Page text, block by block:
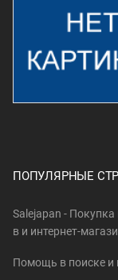
ПОПУЛЯРНЫЕ
Salejapan -
в и интернет-
Помощь в поиске и